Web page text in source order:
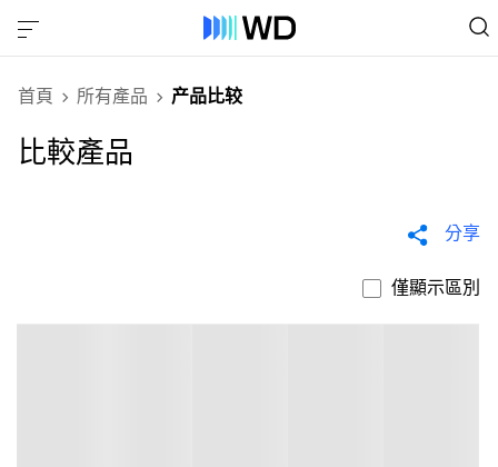
首頁 所有產品 产品比较
比較產品
分享
僅顯示區別